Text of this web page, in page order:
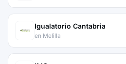
Igualatorio Cantabria
en Melilla